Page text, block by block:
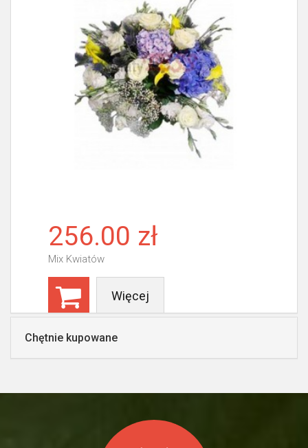
256.00 zł
Mix Kwiatów
Więcej
Chętnie kupowane